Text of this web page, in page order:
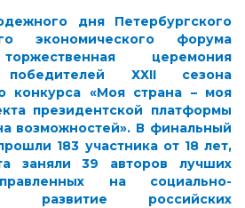
дня Петербургского
экономического форума
церемония
победителей ХХIIсезона
конкурса «Моя страна – моя
президентской платформы
возможностей». В финальный
183 участника от 18 лет,
заняли 39 авторов лучших
на социально-
развитие российских